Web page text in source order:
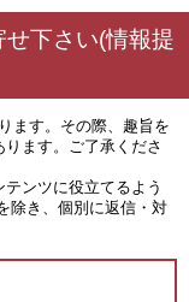
下さい(情報提
ます。その際、趣旨を
ます。ご了承くださ
ンツに役立てるよう
除き、個別に返信・対